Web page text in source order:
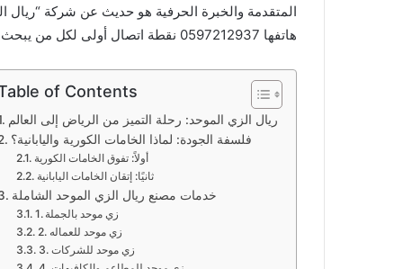
المتقدمة والخبرة الحرفية هو حديث عن شركة “ريال
هاتفها 0597212937 نقطة اتصال أولى لكل من يبحث عن التميز في عالم الأزياء الموحدة.
of Contents
ريال الزي الموحد: رحلة التميز من الرياض إلى العالم
فلسفة الجودة: لماذا الخامات الكورية واليابانية؟
أولاً: تفوق الخامات الكورية
ثانيًا: إتقان الخامات اليابانية
خدمات مصنع ريال الزي الموحد الشاملة
1. زي موحد بالجملة
2. زي موحد للعماله
3. زي موحد للشركات